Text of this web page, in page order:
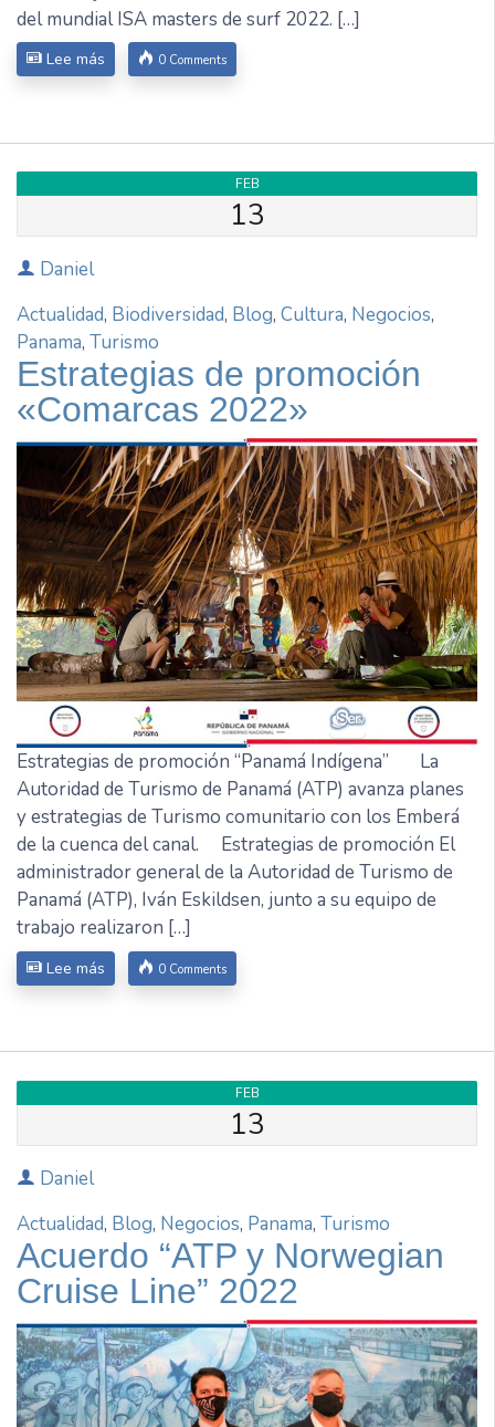
del mundial ISA masters de surf 2022. […]
Lee más 0 Comments
FEB
13
Daniel
Actualidad, Biodiversidad, Blog, Cultura, Negocios,
Panama, Turismo
Estrategias de promoción
«Comarcas 2022»
Estrategias de promoción “Panamá Indígena” La
Autoridad de Turismo de Panamá (ATP) avanza planes
y estrategias de Turismo comunitario con los Emberá
de la cuenca del canal. Estrategias de promoción El
administrador general de la Autoridad de Turismo de
Panamá (ATP), Iván Eskildsen, junto a su equipo de
trabajo realizaron […]
Lee más 0 Comments
FEB
13
Daniel
Actualidad, Blog, Negocios, Panama, Turismo
Acuerdo “ATP y Norwegian
Cruise Line” 2022